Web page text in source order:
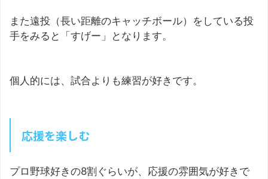
また遠投（長い距離のキャッチボール）をしている投
手をみると「すげー」となります。
個人的には、試合よりも練習が好きです。
応援を楽しむ
プロ野球好きの8割ぐらいが、応援の雰囲気が好きで